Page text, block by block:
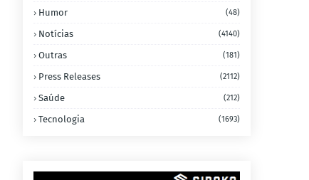
Humor (48)
Notícias (4140)
Outras (181)
Press Releases (2112)
Saúde (212)
Tecnologia (1693)